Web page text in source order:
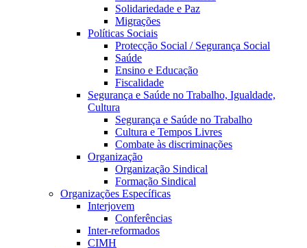
Solidariedade e Paz
Migrações
Políticas Sociais
Protecção Social / Segurança Social
Saúde
Ensino e Educação
Fiscalidade
Segurança e Saúde no Trabalho, Igualdade,
Cultura
Segurança e Saúde no Trabalho
Cultura e Tempos Livres
Combate às discriminações
Organização
Organização Sindical
Formação Sindical
Organizações Específicas
Interjovem
Conferências
Inter-reformados
CIMH